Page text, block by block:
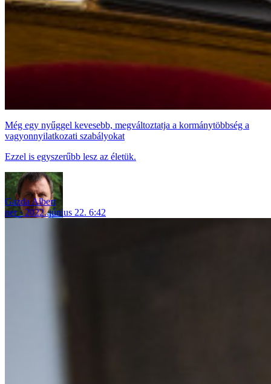
Még egy nyűggel kevesebb, megváltoztatja a kormánytöbbség a
vagyonnyilatkozati szabályokat
Ezzel is egyszerűbb lesz az életük.
Gazda Albert
ner
2022. június 22. 6:42